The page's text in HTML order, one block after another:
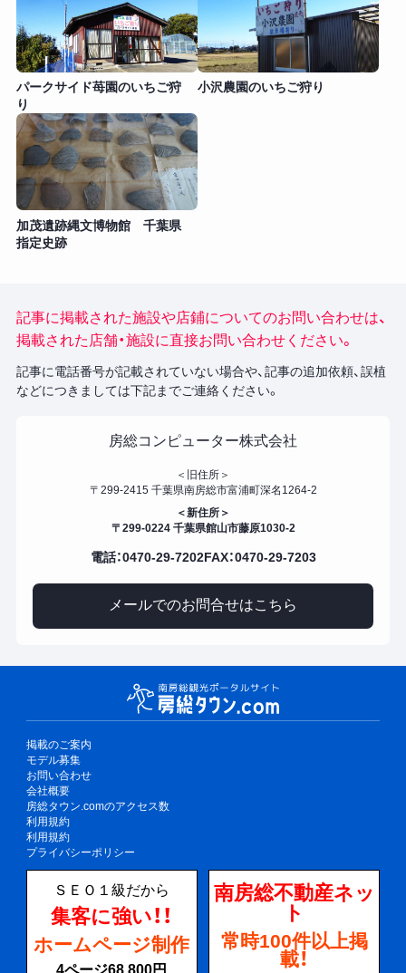
パークサイド苺園のいちご狩
り
小沢農園のいちご狩り
加茂遺跡縄文博物館 千葉県
指定史跡
記事に掲載された施設や店鋪についてのお問い合わせは、
掲載された店舗・施設に直接お問い合わせください。
記事に電話番号が記載されていない場合や、記事の追加依頼、誤植
などにつきましては下記までご連絡ください。
房総コンピューター株式会社
＜旧住所＞
〒299-2415 千葉県南房総市富浦町深名1264-2
＜新住所＞
〒299-0224 千葉県館山市藤原1030-2
電話：0470-29-7202FAX：0470-29-7203
メールでのお問合せはこちら
掲載のご案内
モデル募集
お問い合わせ
会社概要
房総タウン.comのアクセス数
利用規約
利用規約
プライバシーポリシー
ＳＥＯ１級だから
集客に強い！！
ホームページ制作
4ページ68,800円
南房総不動産ネッ
ト
常時100件以上掲
載！